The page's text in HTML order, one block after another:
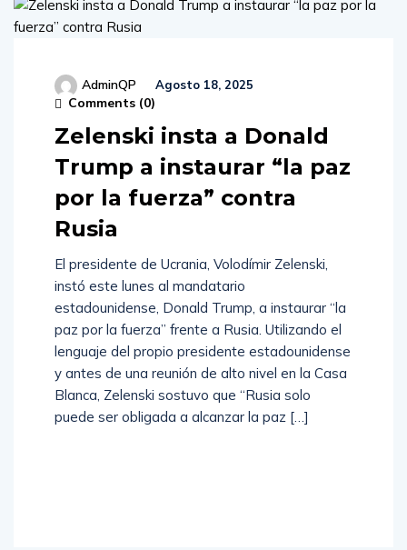
AdminQP Agosto 18, 2025
Comments (0)
Zelenski insta a Donald
Trump a instaurar “la paz
por la fuerza” contra
Rusia
El presidente de Ucrania, Volodímir Zelenski,
instó este lunes al mandatario
estadounidense, Donald Trump, a instaurar “la
paz por la fuerza” frente a Rusia. Utilizando el
lenguaje del propio presidente estadounidense
y antes de una reunión de alto nivel en la Casa
Blanca, Zelenski sostuvo que “Rusia solo
puede ser obligada a alcanzar la paz […]